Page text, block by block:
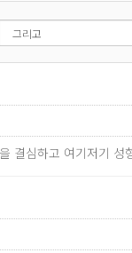
결심하고 여기저기